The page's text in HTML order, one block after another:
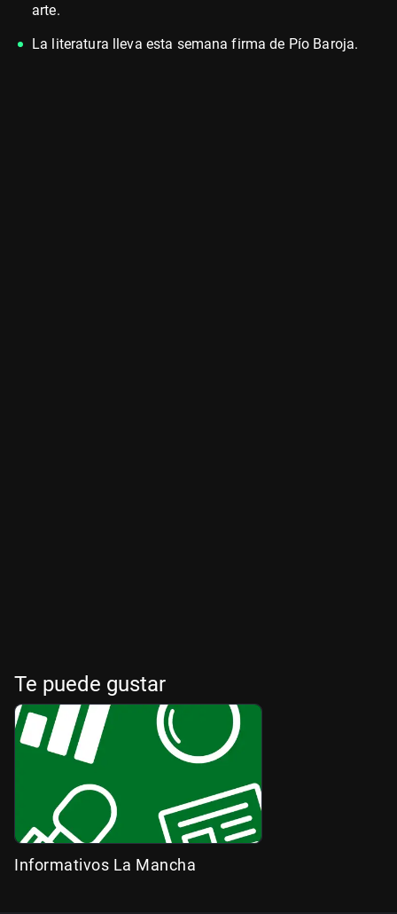
arte.
La literatura lleva esta semana firma de Pío Baroja.
Te puede gustar
Informativos La Mancha